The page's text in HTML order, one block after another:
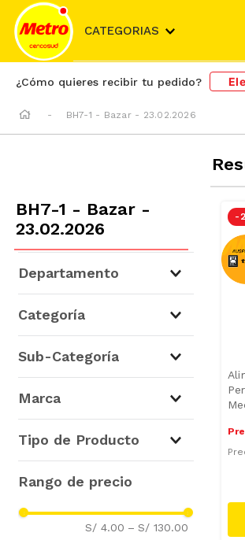
CATEGORIAS
¿Cómo quieres recibir tu pedido?
BH7-1 - Bazar - 23.02.2026
BH7-1 - Bazar -
23.02.2026
Departamento
Categoría
Sub-Categoría
(22)
Perros
(12)
Snacks para Perros (2)
Marca
Tipo de Producto
Alimento Húmedo
Galletas y Snack (2)
S/ 4.00 – S/ 130.00
-